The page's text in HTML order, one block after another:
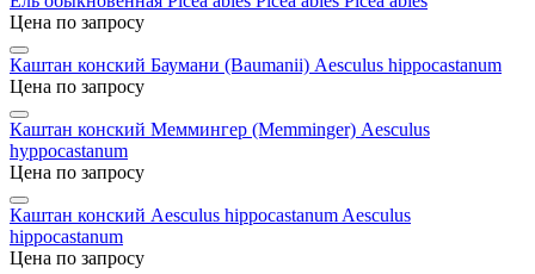
Цена по запросу
Каштан конский Баумани (Baumanii) Aesculus hippocastanum
Цена по запросу
Каштан конский Меммингер (Memminger) Aesculus
hyppocastanum
Цена по запросу
Каштан конский Aesculus hippocastanum Aesculus
hippocastanum
Цена по запросу